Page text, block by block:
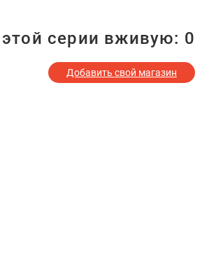
серии вживую: 0
Добавить свой магазин